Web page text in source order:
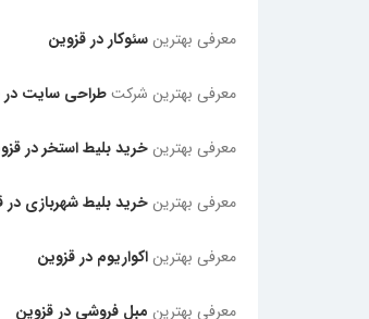
معرفی بهترین سئوکار در قزوین
معرفی بهترین شرکتطراحی سایت در
معرفی بهترین خرید بلیط استخر در
معرفی بهترین خرید بلیط شهربازی در
معرفی بهترین اکواریوم در قزوین
معرفی بهترین مبل فروشی در قزوین